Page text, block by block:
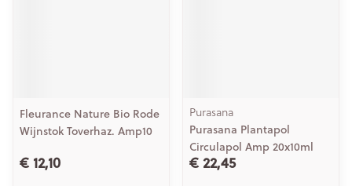
Fleurance Nature Bio Rode
Wijnstok Toverhaz. Amp10
€ 12,10
Purasana
Purasana Plantapol
Circulapol Amp 20x10ml
€ 22,45